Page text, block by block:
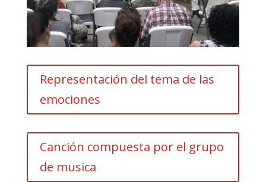
Representación del tema de las
emociones
Canción compuesta por el grupo
de musica